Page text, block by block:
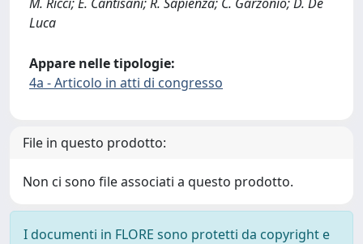
Luca
Appare nelle tipologie:
4a - Articolo in atti di congresso
File in questo prodotto:
Non ci sono file associati a questo prodotto.
I documenti in FLORE sono protetti da copyright e